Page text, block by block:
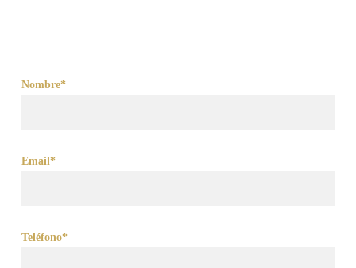
Nombre*
Email*
Teléfono*